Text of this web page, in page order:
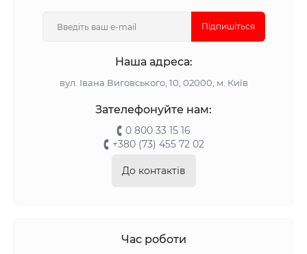
Підпишіться
Наша адреса:
вул. Івана Виговського, 10, 02000, м. Київ
Зателефонуйте нам:
0 800 33 15 16
+380 (73) 455 72 02
До контактів
Час роботи